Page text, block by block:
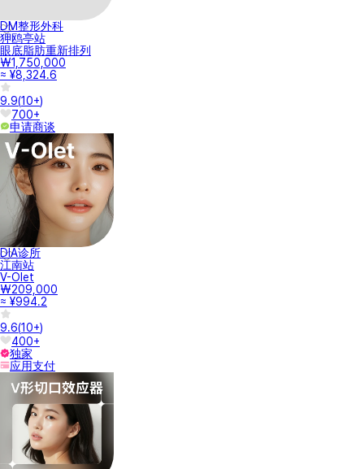
DM整形外科
狎鸥亭站
眼底脂肪重新排列
₩1,750,000
≈ ¥8,324.6
9.9(10+)
700+
申请商谈
DIA诊所
江南站
V-Olet
₩209,000
≈ ¥994.2
9.6(10+)
400+
独家
应用支付